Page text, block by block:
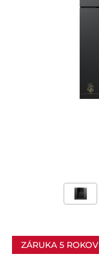
ZÁRUKA 5 ROKOV